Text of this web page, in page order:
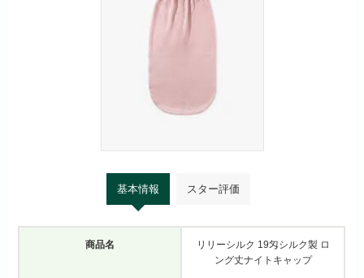
基本情報 スター評価
商品名
リリーシルク 19匁シルク製 ロ
ング丈ナイトキャップ